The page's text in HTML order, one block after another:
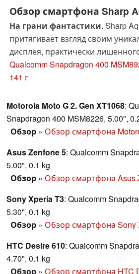
Обзор смартфона Sharp
На грани фантастики.Sharp
притягивает взгляд своим
дисплея, практически
накладывает определенные
посмотрим, справился ли
Qualcomm Snapdragon 400
141 г
Motorola Moto G 2. Gen XT1068:
Snapdragon 400 MSM8226, 5.00",
Обзор » Обзор смартфона
Asus Zenfone 5: Qualcomm
5.00", 0.1 kg
Обзор » Обзор смартфона Asus
Sony Xperia T3: Qualcomm
5.30", 0.1 kg
Обзор » Обзор смартфона Sony
HTC Desire 610: Qualcomm
4.70", 0.1 kg
Обзор » Обзор смартфона HTC